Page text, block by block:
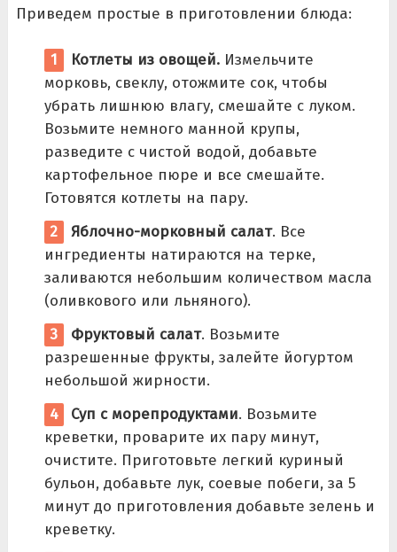
Приведем простые в приготовлении блюда:
Котлеты из овощей.Измельчите
морковь, свеклу, отожмите сок, чтобы
убрать лишнюю влагу, смешайте с луком.
Возьмите немного манной крупы,
разведите с чистой водой, добавьте
картофельное пюре и все смешайте.
Готовятся котлеты на пару.
Яблочно-морковный салат. Все
ингредиенты натираются на терке,
заливаются небольшим количеством масла
(оливкового или льняного).
Фруктовый салат. Возьмите
разрешенные фрукты, залейте йогуртом
небольшой жирности.
Суп с морепродуктами. Возьмите
креветки, проварите их пару минут,
очистите. Приготовьте легкий куриный
бульон, добавьте лук, соевые побеги, за 5
минут до приготовления добавьте зелень и
креветку.